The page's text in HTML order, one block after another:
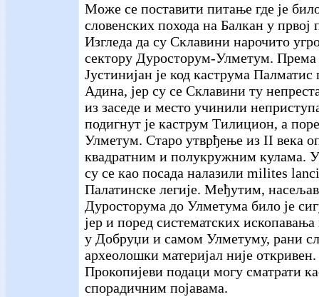
Може се поставити питање где је
словенских похода на Балкан у
Изгледа да су Склавини нарочито
сектору Дуросторум-Улметум. Према
Јустинијан је код каструма
Адина, јер су се Склавини ту
из заседе и место учинили
подигнут је каструм Тилицион, а
Улметум. Старо утврђење из II века
квадратним и полукружним кулама.
су се као посада налазили milites
Палатинске легије. Међутим,
Дуросторума до Улметума било је
јер и поред систематских
у Добруџи и самом Улметуму, рани
археолошки материјал није откривен.
Прокопијеви подаци могу сматрати
спорадичним појавама.